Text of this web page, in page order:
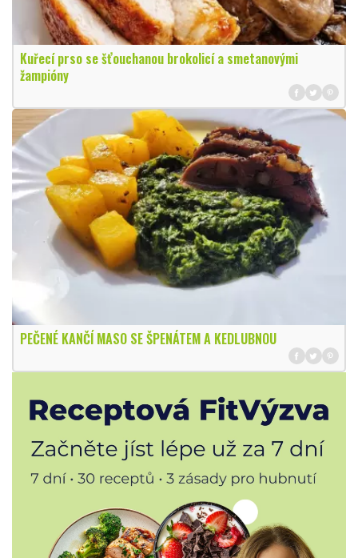
Kuřecí prso se šťouchanou brokolicí a smetanovými
žampióny
PEČENÉ KANČÍ MASO SE ŠPENÁTEM A KEDLUBNOU